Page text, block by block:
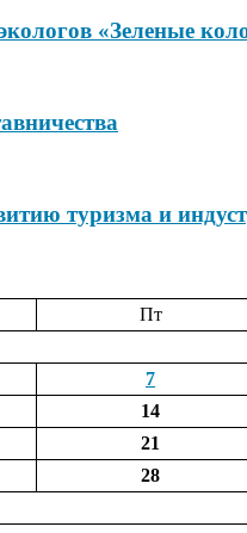
«Зеленые
туризма и
Пт
7
14
21
28